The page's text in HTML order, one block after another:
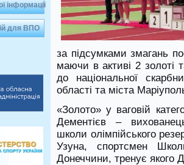
інформації
для ВПО
за підсумками змагань
маючи в активі 2 золоті
до національної
області та міста
«Золото» у ваговій
Дементієв –
школи олімпійського
Узуна, спортсмен
Донеччини, тренує якого